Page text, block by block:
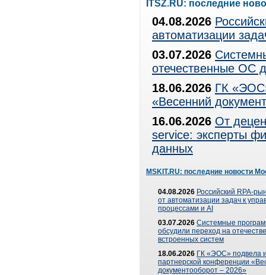
ITSZ.RU: последние
04.08.2026
автоматизации
03.07.2026
отечественные ОС
18.06.2026 ГК
«Весенний
16.06.2026 От
service: эксперты
данных
MSKIT.RU: последние новости
04.08.2026 Российский RPA-
от автоматизации задач к
процессами и AI
03.07.2026 Системные
обсудили переход на
встроенных систем
18.06.2026 ГК «ЭОС» подвела
партнерской конференции
документооборот – 2026»